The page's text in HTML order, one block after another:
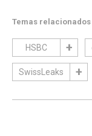
Temas relacionados
HSBC
SwissLeaks